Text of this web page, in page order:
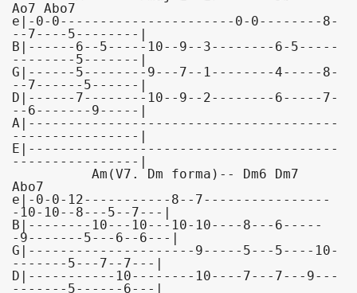
Ao7 Abo7
e|-0-0----------------------0-0--------8-
--7----5--------|
B|------6--5-----10--9--3--------6-5-----
--------5-------|
G|------5--------9---7--1--------4-----8-
--7------5------|
D|------7--------10--9--2--------6-----7-
--6-------9-----|
A|---------------------------------------
----------------|
E|---------------------------------------
----------------|
Abo7
e|-0-0-12-----------8--7----------------
-10-10--8---5--7---|
B|--------10---10---10-10----8---6-----
-9-------5---6--6---|
G|---------------------9-----5---5----10-
-------5---7--7---|
D|-----------10--------10----7---7---9---
-------5------6---|